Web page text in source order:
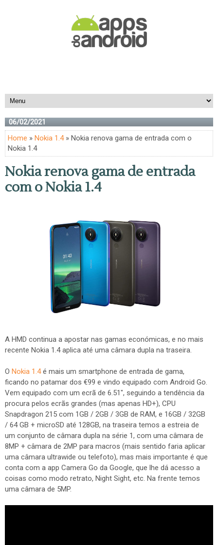
06/02/2021
Home » Nokia 1.4» Nokia renova gama de entrada com o
Nokia 1.4
Nokia renova gama de entrada
com o Nokia 1.4
A HMD continua a apostar nas gamas económicas, e no mais
recente Nokia 1.4 aplica até uma câmara dupla na traseira.
O Nokia 1.4é mais um smartphone de entrada de gama,
ficando no patamar dos €99 e vindo equipado com Android Go.
Vem equipado com um ecrã de 6.51", seguindo a tendência da
procura pelos ecrãs grandes (mas apenas HD+), CPU
Snapdragon 215 com 1GB / 2GB / 3GB de RAM, e 16GB / 32GB
/ 64 GB + microSD até 128GB, na traseira temos a estreia de
um conjunto de câmara dupla na série 1, com uma câmara de
8MP + câmara de 2MP para macros (mais sentido faria aplicar
uma câmara ultrawide ou telefoto), mas mais importante é que
conta com a app Camera Go da Google, que lhe dá acesso a
coisas como modo retrato, Night Sight, etc. Na frente temos
uma câmara de 5MP.